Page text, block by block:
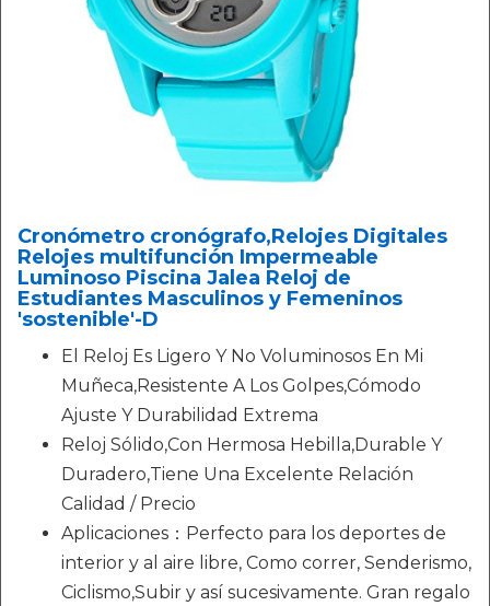
Cronómetro cronógrafo,Relojes Digitales
Relojes multifunción Impermeable
Luminoso Piscina Jalea Reloj de
Estudiantes Masculinos y Femeninos
'sostenible'-D
El Reloj Es Ligero Y No Voluminosos En Mi
Muñeca,Resistente A Los Golpes,Cómodo
Ajuste Y Durabilidad Extrema
Reloj Sólido,Con Hermosa Hebilla,Durable Y
Duradero,Tiene Una Excelente Relación
Calidad / Precio
Aplicaciones：Perfecto para los deportes de
interior y al aire libre, Como correr, Senderismo,
Ciclismo,Subir y así sucesivamente. Gran regalo